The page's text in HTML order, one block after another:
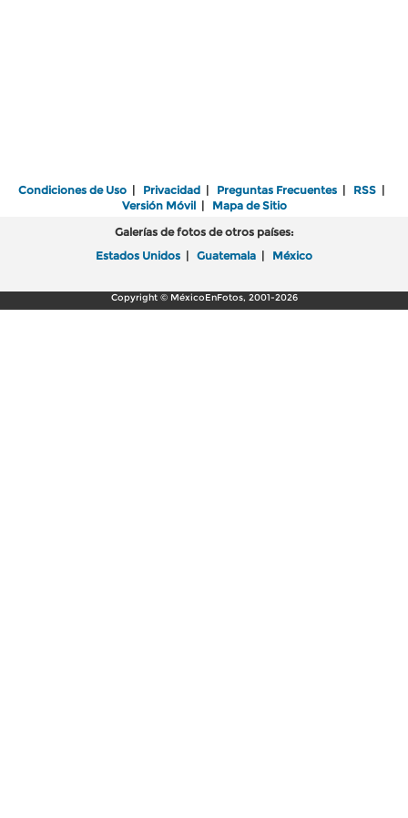
Condiciones de Uso | Privacidad | Preguntas Frecuentes | RSS |
Versión Móvil| Mapa de Sitio
Galerías de fotos de otros países:
Estados Unidos | Guatemala | México
Copyright © MéxicoEnFotos, 2001-2026